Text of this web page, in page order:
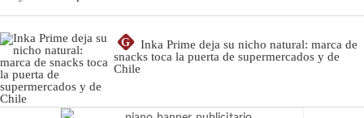
G
Inka Prime deja su nicho natural: marca de
snacks toca la puerta de supermercados y de
Chile